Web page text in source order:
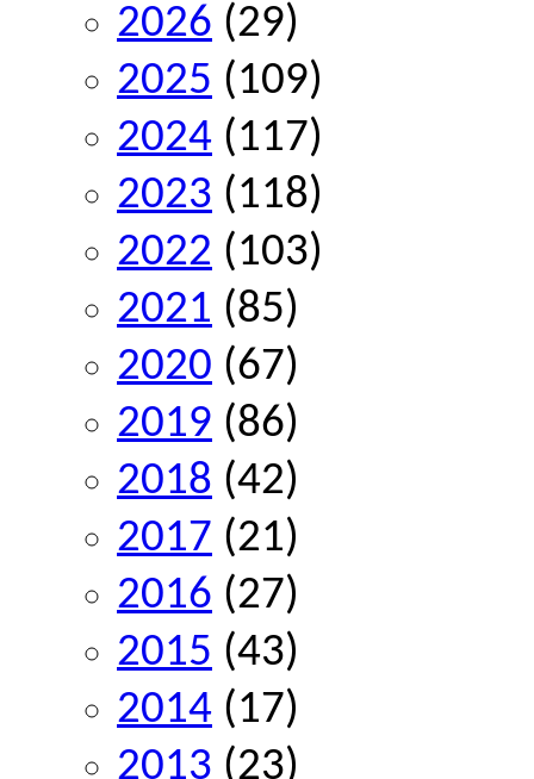
2026 (29)
2025 (109)
2024 (117)
2023 (118)
2022 (103)
2021 (85)
2020 (67)
2019 (86)
2018 (42)
2017 (21)
2016 (27)
2015 (43)
2014 (17)
2013 (23)